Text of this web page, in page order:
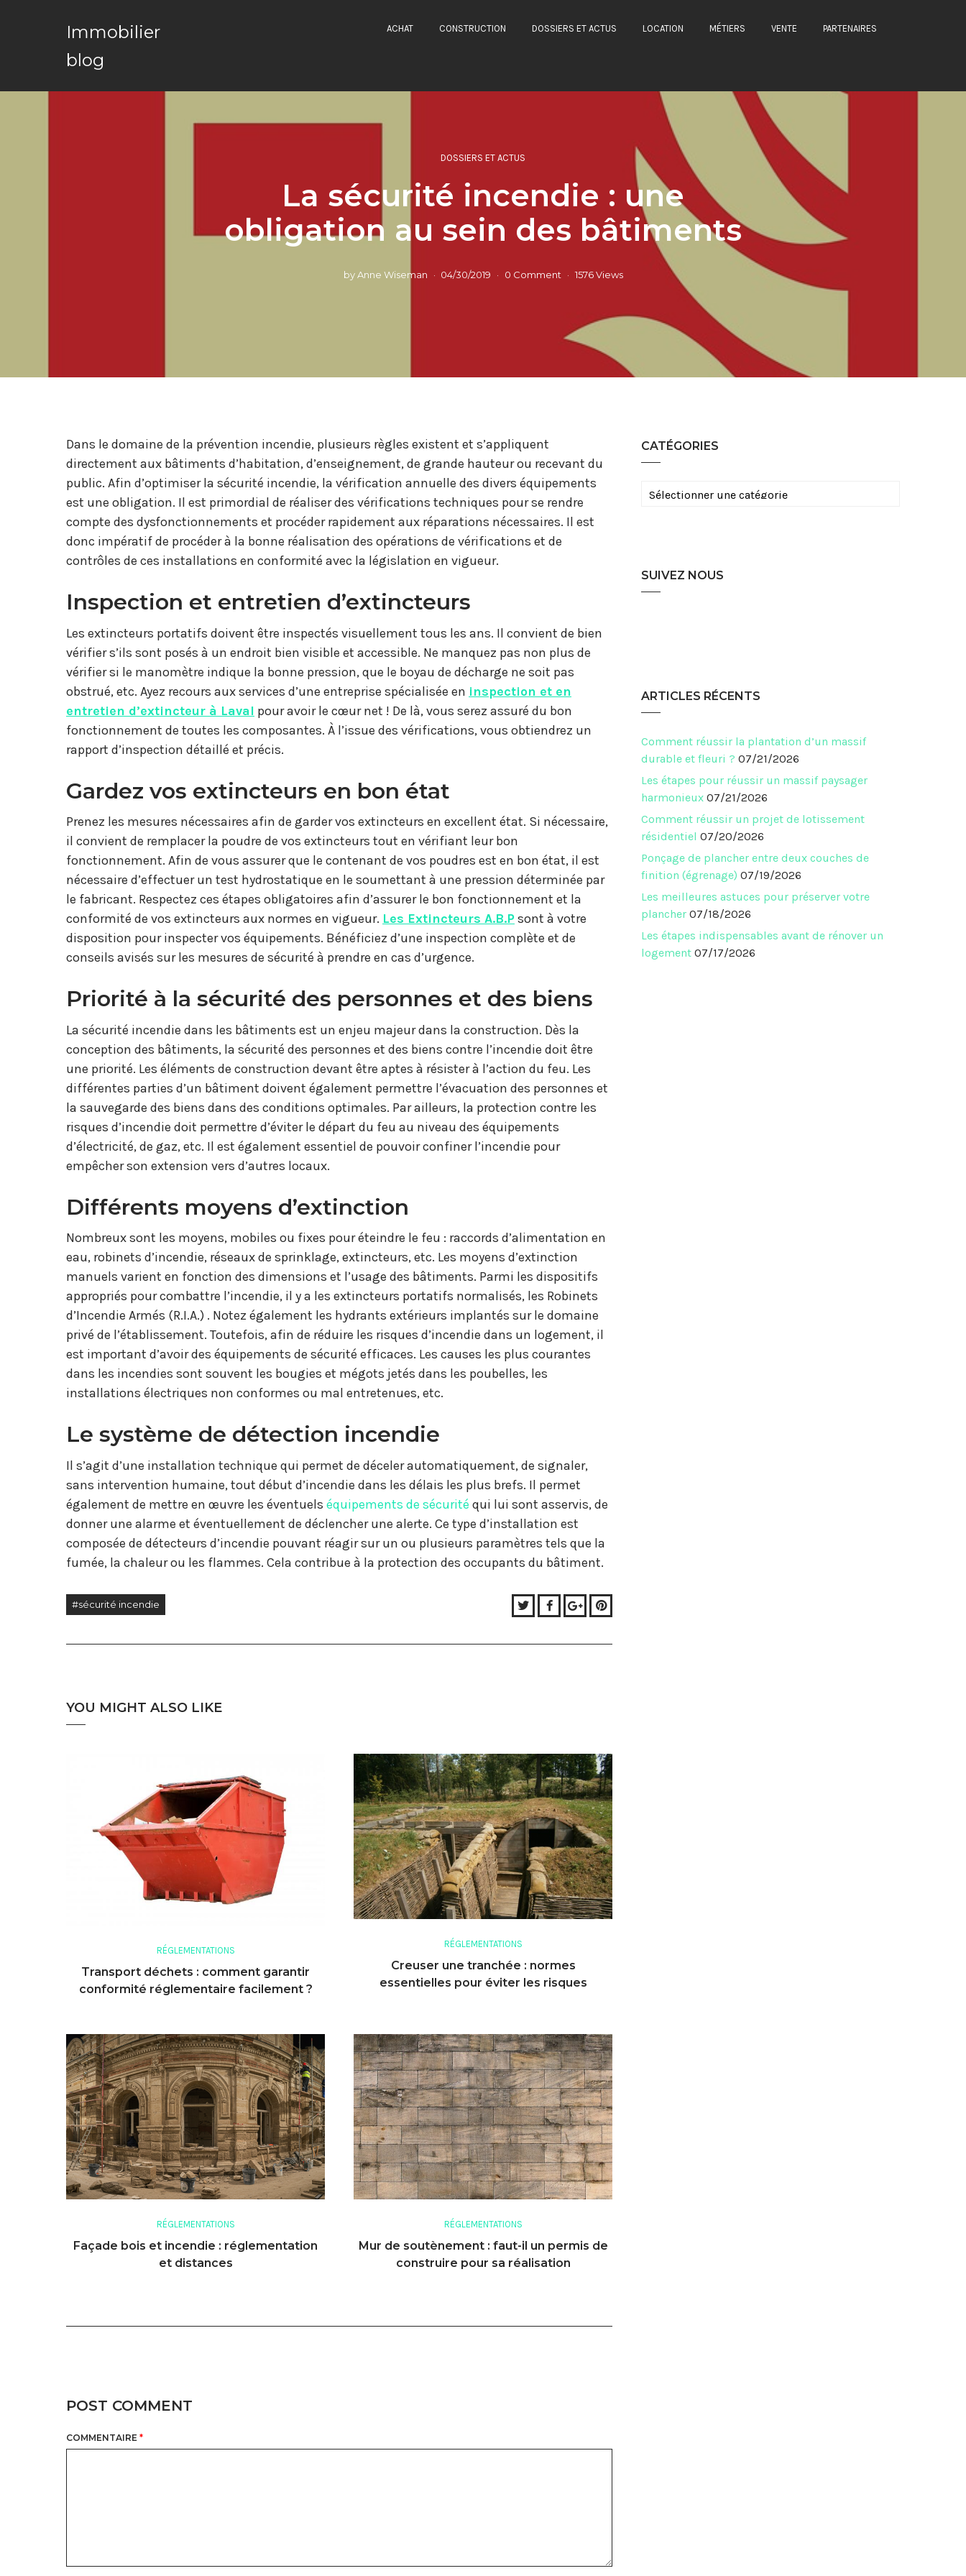
Immobilier
blog
ACHAT CONSTRUCTION DOSSIERS ET ACTUS LOCATION MÉTIERS VENTE PARTENAIRES
DOSSIERS ET ACTUS
La sécurité incendie : une
obligation au sein des bâtiments
byAnne Wiseman 04/30/2019 0 Comment 1576 Views
Dans le domaine de la prévention incendie, plusieurs règles existent et s’appliquent
directement aux bâtiments d’habitation, d’enseignement, de grande hauteur ou recevant du
public. Afin d’optimiser la sécurité incendie, la vérification annuelle des divers équipements
est une obligation. Il est primordial de réaliser des vérifications techniques pour se rendre
compte des dysfonctionnements et procéder rapidement aux réparations nécessaires. Il est
donc impératif de procéder à la bonne réalisation des opérations de vérifications et de
contrôles de ces installations en conformité avec la législation en vigueur.
Inspection et entretien d’extincteurs
Les extincteurs portatifs doivent être inspectés visuellement tous les ans. Il convient de bien
vérifier s’ils sont posés à un endroit bien visible et accessible. Ne manquez pas non plus de
vérifier si le manomètre indique la bonne pression, que le boyau de décharge ne soit pas
obstrué, etc. Ayez recours aux services d’une entreprise spécialisée en inspection et en
entretien d’extincteur à Laval pour avoir le cœur net ! De là, vous serez assuré du bon
fonctionnement de toutes les composantes. À l’issue des vérifications, vous obtiendrez un
rapport d’inspection détaillé et précis.
Gardez vos extincteurs en bon état
Prenez les mesures nécessaires afin de garder vos extincteurs en excellent état. Si nécessaire,
il convient de remplacer la poudre de vos extincteurs tout en vérifiant leur bon
fonctionnement. Afin de vous assurer que le contenant de vos poudres est en bon état, il est
nécessaire d’effectuer un test hydrostatique en le soumettant à une pression déterminée par
le fabricant. Respectez ces étapes obligatoires afin d’assurer le bon fonctionnement et la
conformité de vos extincteurs aux normes en vigueur. Les Extincteurs A.B.Psont à votre
disposition pour inspecter vos équipements. Bénéficiez d’une inspection complète et de
conseils avisés sur les mesures de sécurité à prendre en cas d’urgence.
Priorité à la sécurité des personnes et des biens
La sécurité incendie dans les bâtiments est un enjeu majeur dans la construction. Dès la
conception des bâtiments, la sécurité des personnes et des biens contre l’incendie doit être
une priorité. Les éléments de construction devant être aptes à résister à l’action du feu. Les
différentes parties d’un bâtiment doivent également permettre l’évacuation des personnes et
la sauvegarde des biens dans des conditions optimales. Par ailleurs, la protection contre les
risques d’incendie doit permettre d’éviter le départ du feu au niveau des équipements
d’électricité, de gaz, etc. Il est également essentiel de pouvoir confiner l’incendie pour
empêcher son extension vers d’autres locaux.
Différents moyens d’extinction
Nombreux sont les moyens, mobiles ou fixes pour éteindre le feu : raccords d’alimentation en
eau, robinets d’incendie, réseaux de sprinklage, extincteurs, etc. Les moyens d’extinction
manuels varient en fonction des dimensions et l’usage des bâtiments. Parmi les dispositifs
appropriés pour combattre l’incendie, il y a les extincteurs portatifs normalisés, les Robinets
d’Incendie Armés (R.I.A.) . Notez également les hydrants extérieurs implantés sur le domaine
privé de l’établissement. Toutefois, afin de réduire les risques d’incendie dans un logement, il
est important d’avoir des équipements de sécurité efficaces. Les causes les plus courantes
dans les incendies sont souvent les bougies et mégots jetés dans les poubelles, les
installations électriques non conformes ou mal entretenues, etc.
Le système de détection incendie
Il s’agit d’une installation technique qui permet de déceler automatiquement, de signaler,
sans intervention humaine, tout début d’incendie dans les délais les plus brefs. Il permet
également de mettre en œuvre les éventuels équipements de sécurité qui lui sont asservis, de
donner une alarme et éventuellement de déclencher une alerte. Ce type d’installation est
composée de détecteurs d’incendie pouvant réagir sur un ou plusieurs paramètres tels que la
fumée, la chaleur ou les flammes. Cela contribue à la protection des occupants du bâtiment.
#sécurité incendie TwitterFacebook
Google+Pinterest
YOU MIGHT ALSO LIKE
RÉGLEMENTATIONS
Transport déchets : comment garantir
conformité réglementaire facilement ?
RÉGLEMENTATIONS
Creuser une tranchée : normes
essentielles pour éviter les risques
RÉGLEMENTATIONS
Façade bois et incendie : réglementation
et distances
RÉGLEMENTATIONS
Mur de soutènement : faut-il un permis de
construire pour sa réalisation
POST COMMENT
COMMENTAIRE *
CATÉGORIES
Catégories
SUIVEZ NOUS
ARTICLES RÉCENTS
Comment réussir la plantation d’un massif
durable et fleuri ? 07/21/2026
Les étapes pour réussir un massif paysager
harmonieux 07/21/2026
Comment réussir un projet de lotissement
résidentiel 07/20/2026
Ponçage de plancher entre deux couches de
finition (égrenage) 07/19/2026
Les meilleures astuces pour préserver votre
plancher 07/18/2026
Les étapes indispensables avant de rénover un
logement 07/17/2026